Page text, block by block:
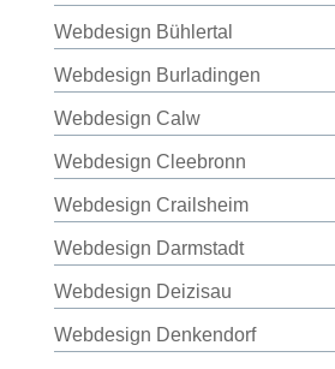
Webdesign Bühlertal
Webdesign Burladingen
Webdesign Calw
Webdesign Cleebronn
Webdesign Crailsheim
Webdesign Darmstadt
Webdesign Deizisau
Webdesign Denkendorf